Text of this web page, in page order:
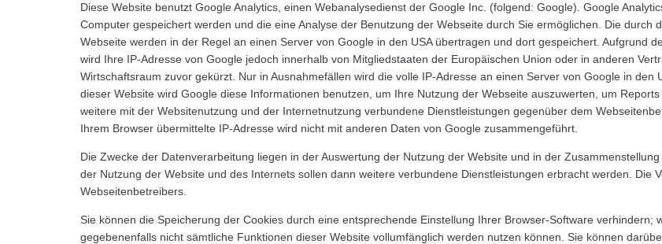
Diese Website benutzt Google Analytics, einen Webanalysedienst der Google Inc. (folgend: Google). Google
Computer gespeichert werden und die eine Analyse der Benutzung der Webseite durch Sie ermöglichen. Die
Webseite werden in der Regel an einen Server von Google in den USA übertragen und dort gespeichert. Aufgrund
wird Ihre IP-Adresse von Google jedoch innerhalb von Mitgliedstaaten der Europäischen Union oder in anderen
Wirtschaftsraum zuvor gekürzt. Nur in Ausnahmefällen wird die volle IP-Adresse an einen Server von Google in
dieser Website wird Google diese Informationen benutzen, um Ihre Nutzung der Webseite auszuwerten, um
weitere mit der Websitenutzung und der Internetnutzung verbundene Dienstleistungen gegenüber dem
Ihrem Browser übermittelte IP-Adresse wird nicht mit anderen Daten von Google zusammengeführt.
Die Zwecke der Datenverarbeitung liegen in der Auswertung der Nutzung der Website und in der
der Nutzung der Website und des Internets sollen dann weitere verbundene Dienstleistungen erbracht werden. Die
Webseitenbetreibers.
Sie können die Speicherung der Cookies durch eine entsprechende Einstellung Ihrer Browser-Software verhindern;
gegebenenfalls nicht sämtliche Funktionen dieser Website vollumfänglich werden nutzen können. Sie können